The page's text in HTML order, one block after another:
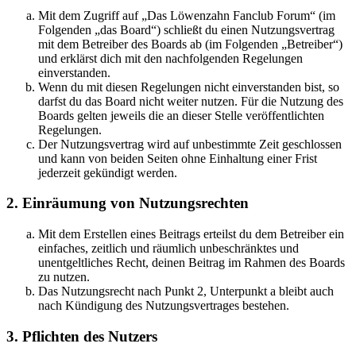
Mit dem Zugriff auf „Das Löwenzahn Fanclub Forum“ (im
Folgenden „das Board“) schließt du einen Nutzungsvertrag
mit dem Betreiber des Boards ab (im Folgenden „Betreiber“)
und erklärst dich mit den nachfolgenden Regelungen
einverstanden.
Wenn du mit diesen Regelungen nicht einverstanden bist, so
darfst du das Board nicht weiter nutzen. Für die Nutzung des
Boards gelten jeweils die an dieser Stelle veröffentlichten
Regelungen.
Der Nutzungsvertrag wird auf unbestimmte Zeit geschlossen
und kann von beiden Seiten ohne Einhaltung einer Frist
jederzeit gekündigt werden.
2. Einräumung von Nutzungsrechten
Mit dem Erstellen eines Beitrags erteilst du dem Betreiber ein
einfaches, zeitlich und räumlich unbeschränktes und
unentgeltliches Recht, deinen Beitrag im Rahmen des Boards
zu nutzen.
Das Nutzungsrecht nach Punkt 2, Unterpunkt a bleibt auch
nach Kündigung des Nutzungsvertrages bestehen.
3. Pflichten des Nutzers